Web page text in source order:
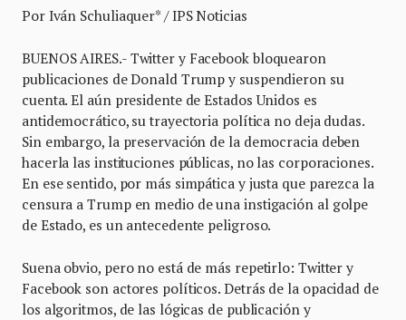
Por Iván Schuliaquer* / IPS Noticias
BUENOS AIRES.- Twitter y Facebook bloquearon
publicaciones de Donald Trump y suspendieron su
cuenta. El aún presidente de Estados Unidos es
antidemocrático, su trayectoria política no deja dudas.
Sin embargo, la preservación de la democracia deben
hacerla las instituciones públicas, no las corporaciones.
En ese sentido, por más simpática y justa que parezca la
censura a Trump en medio de una instigación al golpe
de Estado, es un antecedente peligroso.
Suena obvio, pero no está de más repetirlo: Twitter y
Facebook son actores políticos. Detrás de la opacidad de
los algoritmos, de las lógicas de publicación y